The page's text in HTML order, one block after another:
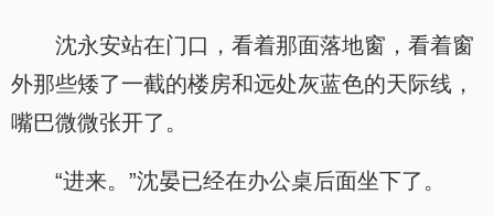
沈永安站在门口，看着那面落地窗，看着窗
外那些矮了一截的楼房和远处灰蓝色的天际线，
嘴巴微微张开了。
“进来。”沈晏已经在办公桌后面坐下了。